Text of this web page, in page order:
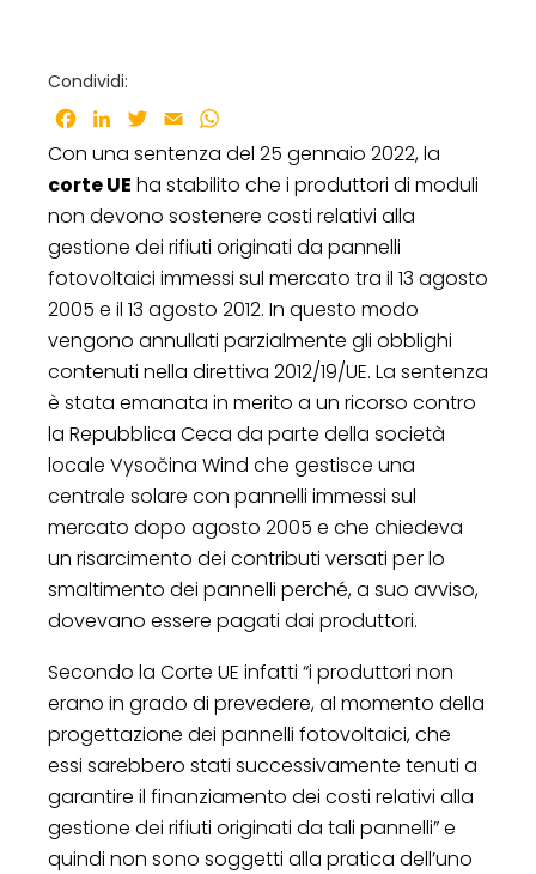
Condividi:
Facebook
LinkedInTwitter
Email
Con una sentenza del 25 gennaio 2022, la
corte UE ha stabilito che i produttori di moduli
non devono sostenere costi relativi alla
gestione dei rifiuti originati da pannelli
fotovoltaici immessi sul mercato tra il 13 agosto
2005 e il 13 agosto 2012. In questo modo
vengono annullati parzialmente gli obblighi
contenuti nella direttiva 2012/19/UE. La sentenza
è stata emanata in merito a un ricorso contro
la Repubblica Ceca da parte della società
locale Vysočina Wind che gestisce una
centrale solare con pannelli immessi sul
mercato dopo agosto 2005 e che chiedeva
un risarcimento dei contributi versati per lo
smaltimento dei pannelli perché, a suo avviso,
dovevano essere pagati dai produttori.
Secondo la Corte UE infatti “i produttori non
erano in grado di prevedere, al momento della
progettazione dei pannelli fotovoltaici, che
essi sarebbero stati successivamente tenuti a
garantire il finanziamento dei costi relativi alla
gestione dei rifiuti originati da tali pannelli” e
quindi non sono soggetti alla pratica dell’uno